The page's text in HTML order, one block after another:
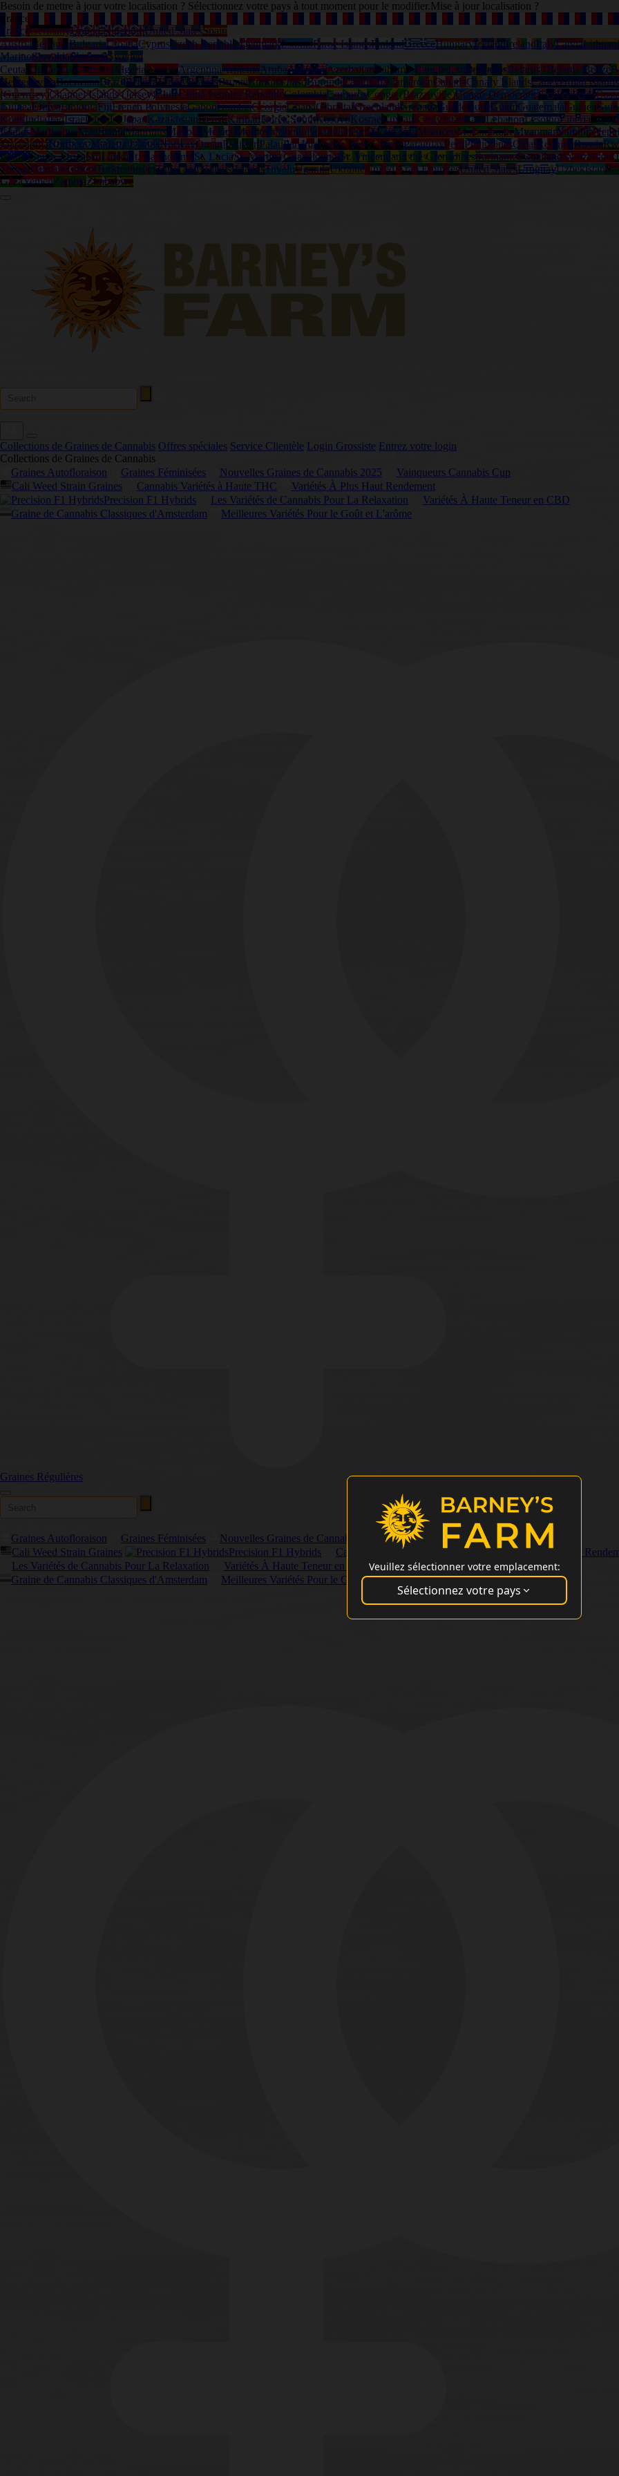
Besoin de mettre à jour votre localisation ? Sélectionnez votre pays à tout moment pour le modifier.Mise à jour localisation ?
France
FranceGermanyUnited KingdomUnited StatesSpain
AustriaBelgiumBulgariaCroatiaCyprus Czech RepublicDenmarkEstoniaFaroe IslandsFinlandGreeceHungaryIcelandIrelandItaly Latvia
MarinoSlovakiaSloveniaSweden
CeutaAfghanistanAlbania AlgeriaAngolaArgentinaArmeniaArubaAustraliaAzerbaijanBahamas Bangladesh BarbadosBelarus (Belarus) Belize
HerzegovinaBotswanaBrazilBritish Virgin IslandsBruneiBurkina FasoBurundiCambodia CameroonCanadaCanary IslandsCapeverdian islands
(Guernsey)Channel Islands (Jersey)ChileChina Peoples RepublicColombiaComorosCongo (Brazzaville)Congo DemocraticCook Islands
GuineaEritreaEthiopiaFijiFrench PolynesiaGabonGambiaGeorgiaGhanaGibraltarGreenlandGrenada Guadeloupe Guam Guatemala Guinea
KongIndiaIraqIsraelJamaicaJapanKazakhstanKenyaKiribatiKorea SouthKosovo Kosrae KuwaitKyrgyzstanLaosLebanonLesothoLiberiaLibya
IslandsMartiniqueMauritaniaMauritius Mayotte Mexico MoldovaMongolia MontenegroMontserrat MoroccoMozambiqueMyanmarNamibiaNepal
Macedonia Northern Mariana Islands NorwayOmanPakistanPalauPanamaPapua New GuineaParaguayPeruPhilippinesQatar Reunion Russia
IslandsSouth AfricaSri Lanka St. Bartholemy St. LuciaSt. Martin (Guadeloupe) St. Vincent and the GrenadinesSurinameSwazilandSwitzerland
TobagoTunisiaTurkey Turkmenistan Turks and Caicos IslandsTuvaluUgandaUkraineUnited Arab EmiratesUnited StatesUruguayUzbekistan
GazaYemenZambiaZimbabwe
Collections de Graines de Cannabis Offres spéciales Service Clientèle Login Grossiste Entrez votre login
Collections de Graines de Cannabis
Graines Autofloraison
Graines Féminisées Nouvelles Graines de Cannabis 2025
Vainqueurs Cannabis Cup
Cali Weed Strain Graines
Cannabis Variétés à Haute THC
Variétés À Plus Haut Rendement
Precision F1 Hybrids
Les Variétés de Cannabis Pour La Relaxation
Variétés À Haute Teneur en CBD
Graine de Cannabis Classiques d'Amsterdam
Meilleures Variétés Pour le Goût et L'arôme
Graines Régulières
Graines Autofloraison Graines Féminisées
Nouvelles Graines de Cannabis 2025
Cali Weed Strain Graines
Precision F1 Hybrids Cannabis Variétés à Haute THC
Variétés À Plus Haut
Les Variétés de Cannabis Pour La Relaxation
Variétés À Haute Teneur en CBD
Vainqueurs Cannabis Cup
Graine de Cannabis Classiques d'Amsterdam
Meilleures Variétés Pour le Goût et L'arôme
Veuillez sélectionner votre emplacement:
Sélectionnez votre pays